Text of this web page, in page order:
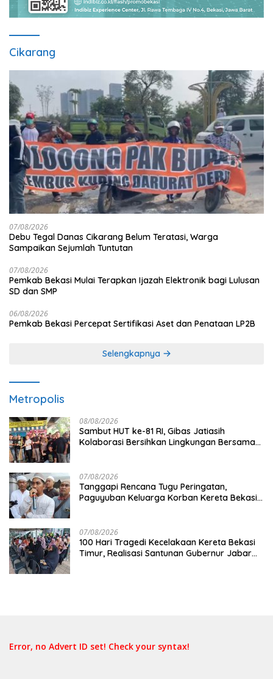
Cikarang
07/08/2026
Debu Tegal Danas Cikarang Belum Teratasi, Warga
Sampaikan Sejumlah Tuntutan
07/08/2026
Pemkab Bekasi Mulai Terapkan Ijazah Elektronik bagi Lulusan
SD dan SMP
06/08/2026
Pemkab Bekasi Percepat Sertifikasi Aset dan Penataan LP2B
Selengkapnya
Metropolis
08/08/2026
Sambut HUT ke-81 RI, Gibas Jatiasih
Kolaborasi Bersihkan Lingkungan Bersama
07/08/2026
Tanggapi Rencana Tugu Peringatan,
Paguyuban Keluarga Korban Kereta Bekasi
07/08/2026
100 Hari Tragedi Kecelakaan Kereta Bekasi
Timur, Realisasi Santunan Gubernur Jabar
Error, no Advert ID set! Check your syntax!